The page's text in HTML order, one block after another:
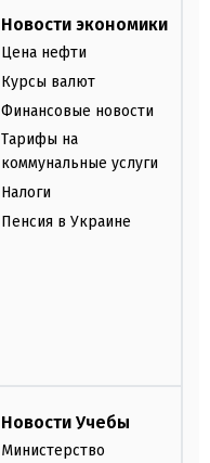
Новости экономики
Цена нефти
Курсы валют
Финансовые новости
Тарифы на
коммунальные услуги
Налоги
Пенсия в Украине
Новости Учебы
Министерство